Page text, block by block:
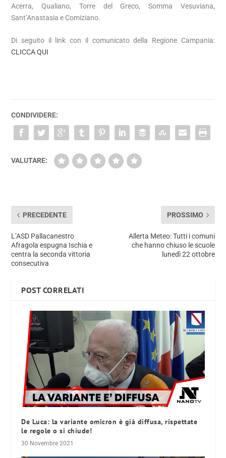
Acerra, Qualiano, Torre del Greco, Somma Vesuviana,
Sant’Anastasia e Comiziano.
Di seguito il link con il comunicato della Regione Campania:
CLICCA QUI
CONDIVIDERE:
VALUTARE:
PRECEDENTE
L’ASD Pallacanestro
Afragola espugna Ischia e
centra la seconda vittoria
consecutiva
PROSSIMO
Allerta Meteo: Tutti i comuni
che hanno chiuso le scuole
lunedì 22 ottobre
POST CORRELATI
De Luca: la variante omicron è già diffusa, rispettate
le regole o si chiude!
30 Novembre 2021